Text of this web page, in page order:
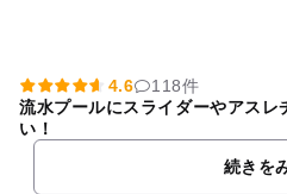
4.6
118件
流水プールにスライダーやアスレ
い！
続きを